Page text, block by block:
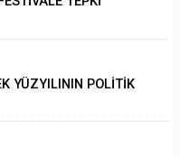
YÜZYILININ POLİTİK